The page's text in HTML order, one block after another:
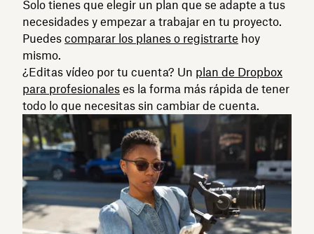
Solo tienes que elegir un plan que se adapte a tus
necesidades y empezar a trabajar en tu proyecto.
Puedes comparar los planes o registrarte hoy
mismo.
¿Editas vídeo por tu cuenta? Un plan de Dropbox
para profesionales es la forma más rápida de tener
todo lo que necesitas sin cambiar de cuenta.